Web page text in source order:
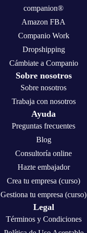
companion®
Amazon FBA
Companio Work
Dropshipping
Cámbiate a Companio
Sobre nosotros
Sobre nosotros
Trabaja con nosotros
Ayuda
Preguntas frecuentes
Blog
Consultoría online
Hazte embajador
Crea tu empresa (curso)
Gestiona tu empresa (curso)
Legal
Términos y Condiciones